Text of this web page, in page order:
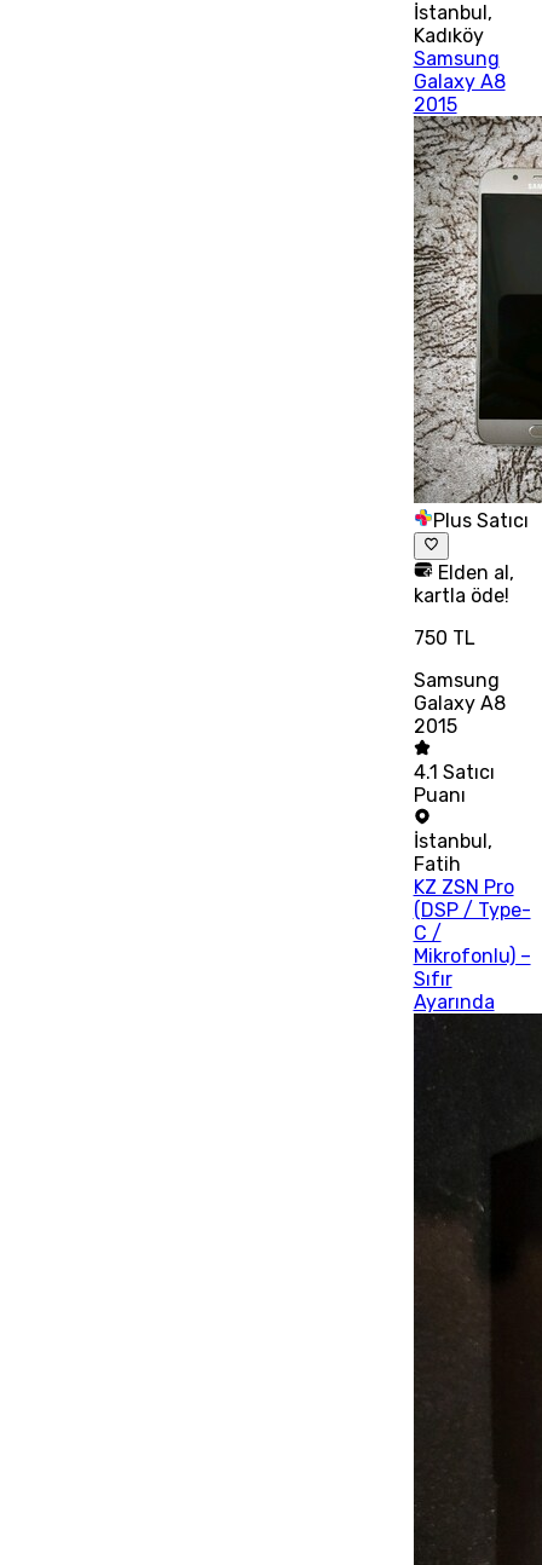
İstanbul ,
Kadıköy
Samsung
Galaxy A8
2015
Plus Satıcı
Elden al,
kartla öde!
750 TL
Samsung
Galaxy A8
2015
4.1 Satıcı
Puanı
İstanbul,
Fatih
KZ ZSN Pro
(DSP / Type-
C /
Mikrofonlu) –
Sıfır
Ayarında